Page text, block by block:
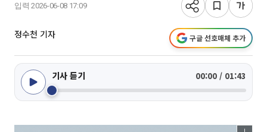
입력 2026-06-08 17:09
정수천 기자 구글 선호매체 추가
기사 듣기 00:00 / 01:43